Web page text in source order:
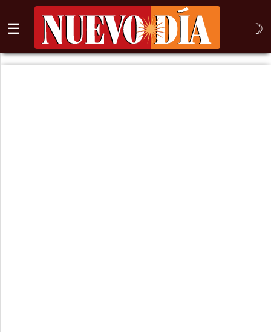
☰ ☽
⌕